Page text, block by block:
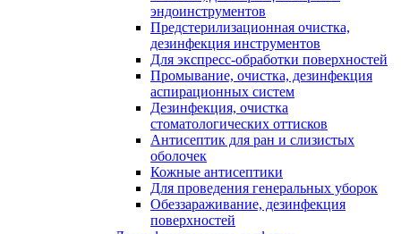
эндоинструментов
Предстерилизационная очистка,
дезинфекция инструментов
Для экспресс-обработки поверхностей
Промывание, очистка, дезинфекция
аспирационных систем
Дезинфекция, очистка
стоматологических оттисков
Антисептик для ран и слизистых
оболочек
Кожные антисептики
Для проведения генеральных уборок
Обеззараживание, дезинфекция
поверхностей